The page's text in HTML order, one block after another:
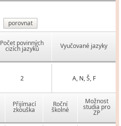
porovnat
Počet povinných
cizích jazyků Vyučované jazyky
2 A, N, Š, F
Přijímací
zkouška
Roční
školné
Možnost
studia pro
ZP